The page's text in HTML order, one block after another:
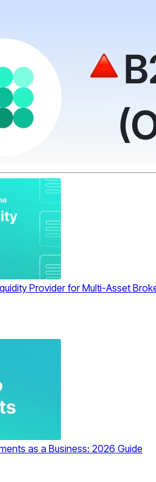
Provider for Multi-Asset
as a Business: 2026 Guide